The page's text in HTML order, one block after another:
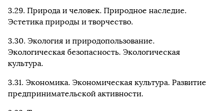
3.29. Природа и человек. Природное наследие.
Эстетика природы и творчество.
3.30. Экология и природопользование.
Экологическая безопасность. Экологическая
культура.
3.31. Экономика. Экономическая культура. Развитие
предпринимательской активности.